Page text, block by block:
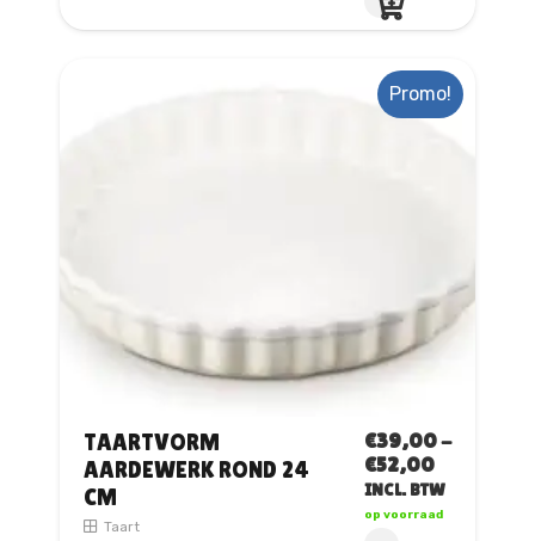
product
heeft
variaties.
Deze
optie
Promo!
TAARTVORM
AARDEWERK ROND 24
CM
Taart
€39,00-
€52,00
€39,00
TOT
INCL. BTW
op voorraad